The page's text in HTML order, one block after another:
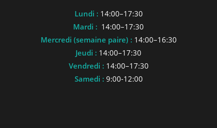
Lundi : 14:00–17:30
Mardi : 14:00–17:30
Mercredi (semaine paire) : 14:00–16:30
Jeudi : 14:00–17:30
Vendredi : 14:00–17:30
Samedi : 9:00-12:00